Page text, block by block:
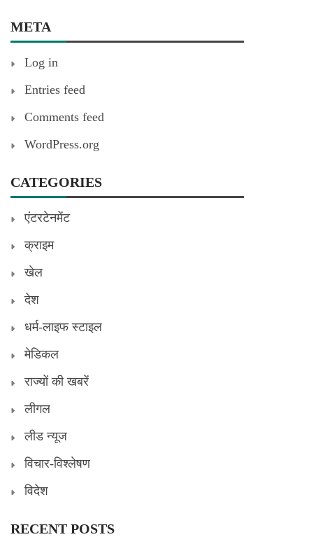
META
Log in
Entries feed
Comments feed
WordPress.org
CATEGORIES
एंटरटेनमेंट
क्राइम
खेल
देश
धर्म-लाइफ स्टाइल
मेडिकल
राज्यों की खबरें
लीगल
लीड न्यूज
विचार-विश्लेषण
विदेश
RECENT POSTS